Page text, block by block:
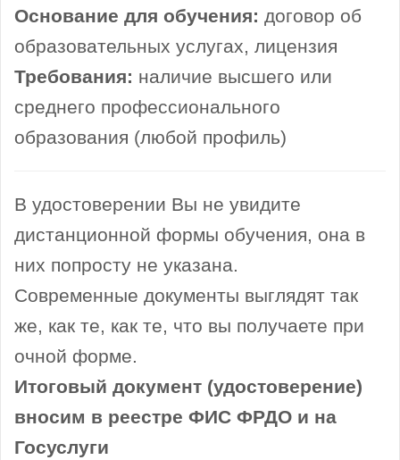
Основание для обучения: договор об
образовательных услугах, лицензия
Требования: наличие высшего или
среднего профессионального
образования (любой профиль)
В удостоверении Вы не увидите
дистанционной формы обучения, она в
них попросту не указана.
Современные документы выглядят так
же, как те, как те, что вы получаете при
очной форме.
Итоговый документ (удостоверение)
вносим в реестре ФИС ФРДО и на
Госуслуги